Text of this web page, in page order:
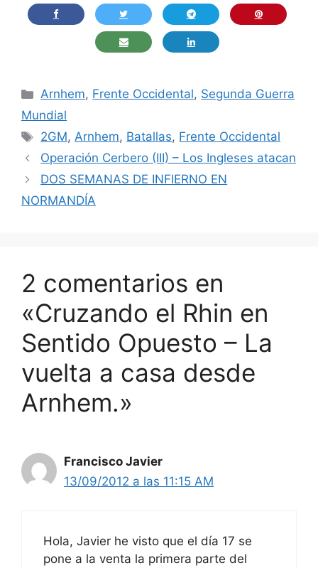
Categorías
Arnhem, Frente Occidental, Segunda Guerra
Mundial
Etiquetas
2GM,Arnhem, Batallas, Frente Occidental
Operación Cerbero (III) – Los Ingleses atacan
DOS SEMANAS DE INFIERNO EN
NORMANDÍA
2 comentarios en
«Cruzando el Rhin en
Sentido Opuesto – La
vuelta a casa desde
Arnhem.»
Francisco Javier
13/09/2012 a las 11:15 AM
Hola, Javier he visto que el día 17 se
pone a la venta la primera parte del